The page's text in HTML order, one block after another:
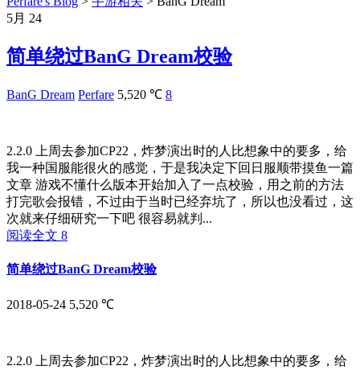
5月 24
简单绕过BanG Dream校验
BanG Dream Perfare 5,520 ℃ 8
2.2.0 上周去参加CP22，炸梦演出时的人比想象中的要多，给
我一种国服能很火的感觉，于是我决定下回日服顺带摸鱼一篇
文章 游戏不懂什么版本开始加入了一点校验，用之前的方法
打完歌会报错，不过由于当时已经弃坑了，所以也没看过，这
次就来仔细研究一下吧 很容易就判...
阅读全文 8
简单绕过BanG Dream校验
2018-05-24 5,520 ℃
2.2.0 上周去参加CP22，炸梦演出时的人比想象中的要多，给